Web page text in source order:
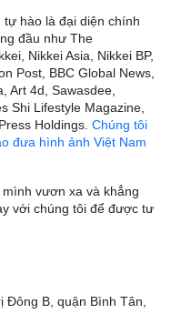
tự hào là đại diện chính
đầu như The
Nikkei Asia, Nikkei BP,
Post, BBC Global News,
Art 4d, Sawasdee,
Shi Lifestyle Magazine,
Holdings. Chúng tôi
đưa hình ảnh Việt Nam
vươn xa và khẳng
với chúng tôi để được tư
B, quận Bình Tân,